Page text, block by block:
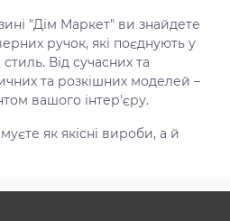
"Дім Маркет" ви знайдете
ручок, які поєднують у
Від сучасних та
та розкішних моделей –
вашого інтер'єру.
як якісні вироби, а й